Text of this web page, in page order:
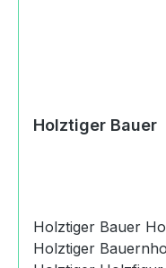
Holztiger Bauer
Holztiger Bauer Holztiger Neuheiten 2013
Holztiger Bauernhof Es handelt sich um